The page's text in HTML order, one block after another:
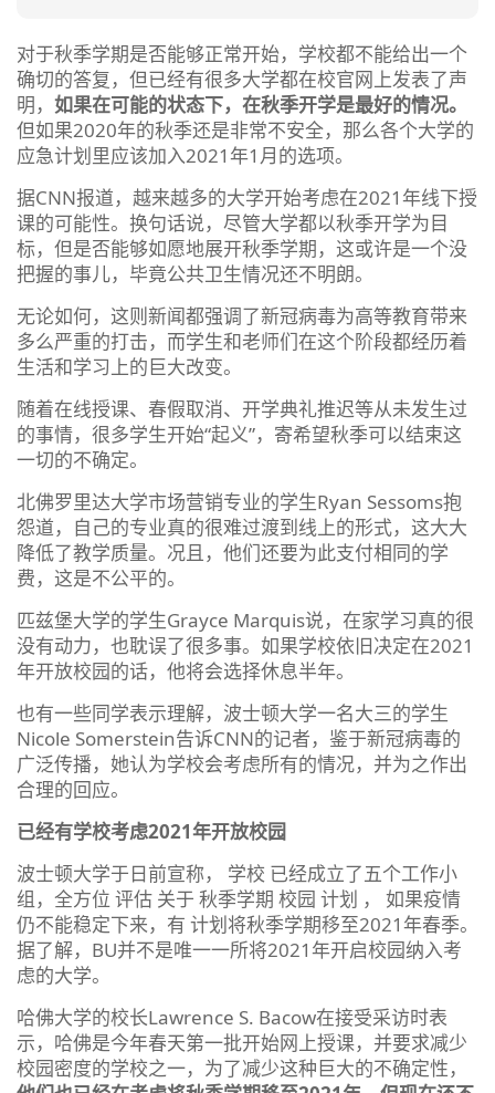
对于秋季学期是否能够正常开始，学校都不能给出一个
确切的答复，但已经有很多大学都在校官网上发表了声
明， 如果在可能的状态下，在秋季开学是最好的情况。
但如果2020年的秋季还是非常不安全，那么各个大学的
应急计划里应该加入2021年1月的选项。
据CNN报道，越来越多的大学开始考虑在2021年线下授
课的可能性。换句话说，尽管大学都以秋季开学为目
标，但是否能够如愿地展开秋季学期，这或许是一个没
把握的事儿，毕竟公共卫生情况还不明朗。
无论如何，这则新闻都强调了新冠病毒为高等教育带来
多么严重的打击，而学生和老师们在这个阶段都经历着
生活和学习上的巨大改变。
随着在线授课、春假取消、开学典礼推迟等从未发生过
的事情，很多学生开始“起义”，寄希望秋季可以结束这
一切的不确定。
北佛罗里达大学市场营销专业的学生Ryan Sessoms抱
怨道，自己的专业真的很难过渡到线上的形式，这大大
降低了教学质量。况且，他们还要为此支付相同的学
费，这是不公平的。
匹兹堡大学的学生Grayce Marquis说，在家学习真的很
没有动力，也耽误了很多事。如果学校依旧决定在2021
年开放校园的话，他将会选择休息半年。
也有一些同学表示理解，波士顿大学一名大三的学生
Nicole Somerstein告诉CNN的记者，鉴于新冠病毒的
广泛传播，她认为学校会考虑所有的情况，并为之作出
合理的回应。
已经有学校考虑2021年开放校园
波士顿大学于日前宣称， 学校 已经成立了五个工作小
组，全方位 评估 关于 秋季学期 校园 计划 ， 如果疫情
仍不能稳定下来，有 计划将秋季学期移至2021年春季。
据了解，BU并不是唯一一所将2021年开启校园纳入考
虑的大学。
哈佛大学的校长Lawrence S. Bacow在接受采访时表
示，哈佛是今年春天第一批开始网上授课，并要求减少
校园密度的学校之一，为了减少这种巨大的不确定性，